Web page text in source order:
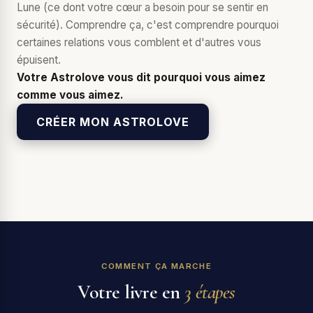
Lune (ce dont votre cœur a besoin pour se sentir en
sécurité). Comprendre ça, c'est comprendre pourquoi
certaines relations vous comblent et d'autres vous
épuisent.
Votre Astrolove vous dit pourquoi vous aimez
comme vous aimez.
CRÉER MON ASTROLOVE
COMMENT ÇA MARCHE
Votre livre en 3 étapes